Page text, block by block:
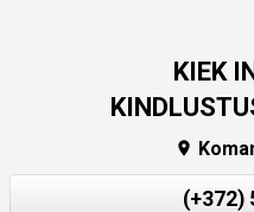
KIEK

(+372)